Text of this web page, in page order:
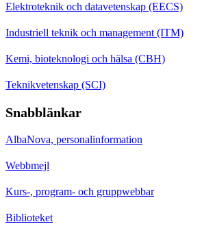
Elektroteknik och datavetenskap (EECS)
Industriell teknik och management (ITM)
Kemi, bioteknologi och hälsa (CBH)
Teknikvetenskap (SCI)
Snabblänkar
AlbaNova, personalinformation
Webbmejl
Kurs-, program- och gruppwebbar
Biblioteket